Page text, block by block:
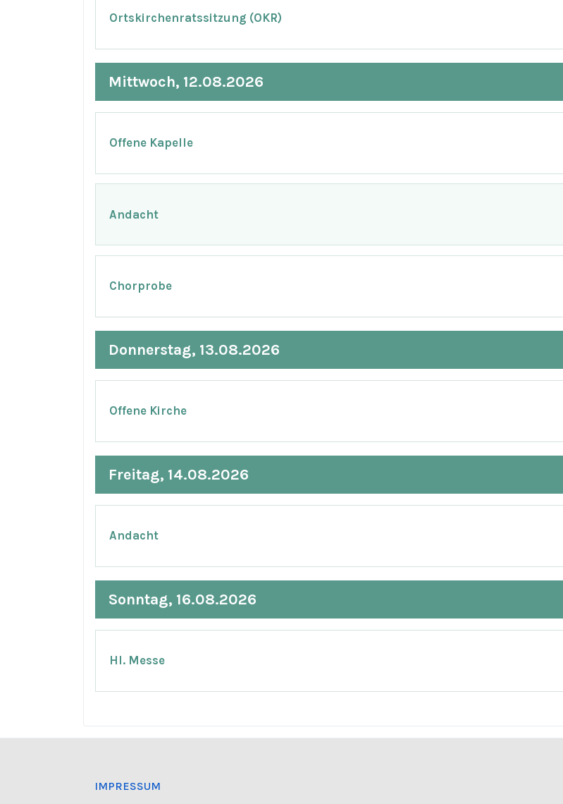
Ortskirchenratssitzung (OKR)
Mittwoch, 12.08.2026
Offene Kapelle
Andacht
Chorprobe
Donnerstag, 13.08.2026
Offene Kirche
Freitag, 14.08.2026
Andacht
Sonntag, 16.08.2026
Hl. Messe
IMPRESSUM